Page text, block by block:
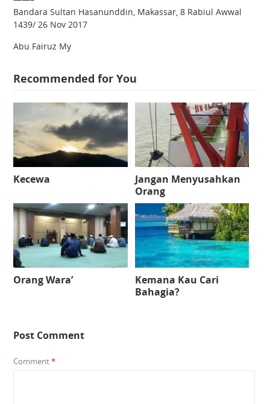
Bandara Sultan Hasanunddin, Makassar, 8 Rabiul Awwal
1439/ 26 Nov 2017
Abu Fairuz My
Recommended for You
Kecewa
Jangan Menyusahkan
Orang
Orang Wara’
Kemana Kau Cari
Bahagia?
Post Comment
Comment*